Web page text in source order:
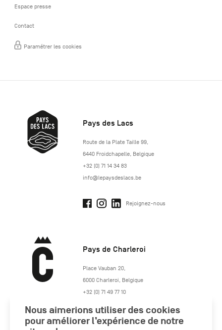
Espace presse
Contact
Paramétrer les cookies
Pays des Lacs
http://www.lepaysdeslacs.be/
Route de la Plate Taille 99,
6440 Froidchapelle, Belgique
+32 (0) 71 14 34 83
info@lepaysdeslacs.be
Rejoignez-nous
Pays de Charleroi
https://www.paysdecharleroi.be/
Place Vauban 20,
6000 Charleroi Belgique
+32 (0) 71 49 77 10
Nous aimerions utiliser des cookies
pour améliorer l’expérience de notre